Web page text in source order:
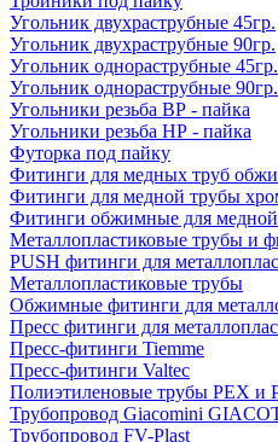
Угольник двухраструбные 45гр.
Угольник двухраструбные 90гр.
Угольник однораструбные 45гр.
Угольник однораструбные 90гр.
Угольники резьба ВР - пайка
Угольники резьба НР - пайка
Футорка под пайку
Фитинги для медных труб
Фитинги для медной трубы
Фитинги обжимные для
Металлопластиковые трубы и
PUSH фитинги для
Металлопластиковые трубы
Обжимные фитинги для
Пресс фитинги для
Пресс-фитинги Tiemme
Пресс-фитинги Valtec
Полиэтиленовые трубы PEX и
Трубопровод Giacomini
Трубопровод FV-Plast